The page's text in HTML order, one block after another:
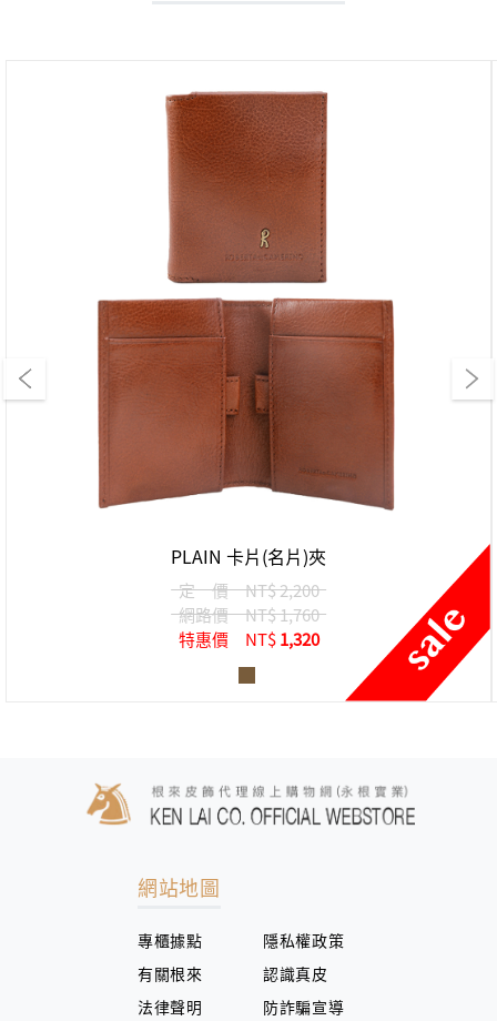
PLAIN 卡片(名片)夾
定 價NT$ 2,200
網路價NT$ 1,760
特惠價
NT$ 1,320
網站地圖
專櫃據點
隱私權政策
有關根來
認識真皮
法律聲明
防詐騙宣導